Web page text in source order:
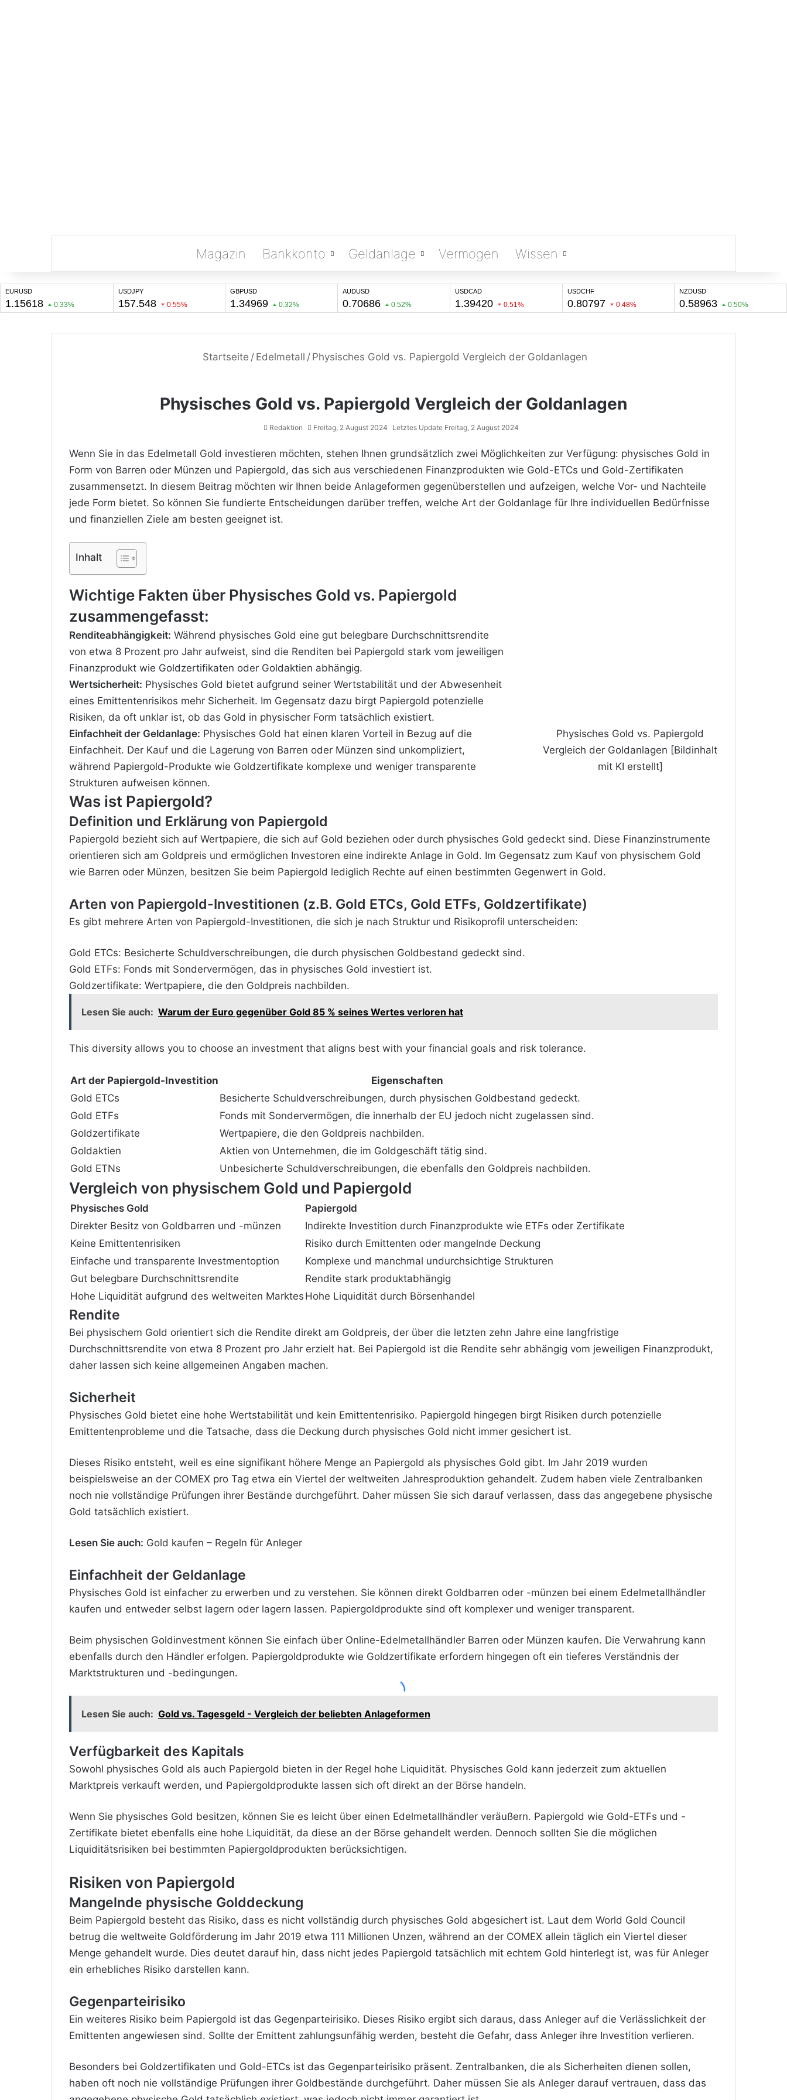
Magazin Bankkonto Geldanlage Vermögen Wissen
Startseite / Edelmetall / Physisches Gold vs. Papiergold Vergleich der Goldanlagen
Physisches Gold vs. Papiergold Vergleich der Goldanlagen
Redaktion Freitag, 2 August 2024 Letztes Update Freitag, 2 August 2024
Wenn Sie in das Edelmetall Gold investieren möchten, stehen Ihnen grundsätzlich zwei Möglichkeiten zur Verfügung: physisches Gold in
Form von Barren oder Münzen und Papiergold, das sich aus verschiedenen Finanzprodukten wie Gold-ETCs und Gold-Zertifikaten
zusammensetzt. In diesem Beitrag möchten wir Ihnen beide Anlageformen gegenüberstellen und aufzeigen, welche Vor- und Nachteile
jede Form bietet. So können Sie fundierte Entscheidungen darüber treffen, welche Art der Goldanlage für Ihre individuellen Bedürfnisse
und finanziellen Ziele am besten geeignet ist.
Physisches Gold vs. Papiergold
Vergleich der Goldanlagen [Bildinhalt
mit KI erstellt]
Inhalt
Wichtige Fakten über Physisches Gold vs. Papiergold
zusammengefasst:
Renditeabhängigkeit: Während physisches Gold eine gut belegbare Durchschnittsrendite
von etwa 8 Prozent pro Jahr aufweist, sind die Renditen bei Papiergold stark vom jeweiligen
Finanzprodukt wie Goldzertifikaten oder Goldaktien abhängig.
Wertsicherheit: Physisches Gold bietet aufgrund seiner Wertstabilität und der Abwesenheit
eines Emittentenrisikos mehr Sicherheit. Im Gegensatz dazu birgt Papiergold potenzielle
Risiken, da oft unklar ist, ob das Gold in physischer Form tatsächlich existiert.
Einfachheit der Geldanlage: Physisches Gold hat einen klaren Vorteil in Bezug auf die
Einfachheit. Der Kauf und die Lagerung von Barren oder Münzen sind unkompliziert,
während Papiergold-Produkte wie Goldzertifikate komplexe und weniger transparente
Strukturen aufweisen können.
Was ist Papiergold?
Definition und Erklärung von Papiergold
Papiergold bezieht sich auf Wertpapiere, die sich auf Gold beziehen oder durch physisches Gold gedeckt sind. Diese Finanzinstrumente
orientieren sich am Goldpreis und ermöglichen Investoren eine indirekte Anlage in Gold. Im Gegensatz zum Kauf von physischem Gold
wie Barren oder Münzen, besitzen Sie beim Papiergold lediglich Rechte auf einen bestimmten Gegenwert in Gold.
Arten von Papiergold-Investitionen (z.B. Gold ETCs, Gold ETFs, Goldzertifikate)
Es gibt mehrere Arten von Papiergold-Investitionen, die sich je nach Struktur und Risikoprofil unterscheiden:
Gold ETCs: Besicherte Schuldverschreibungen, die durch physischen Goldbestand gedeckt sind.
Gold ETFs: Fonds mit Sondervermögen, das in physisches Gold investiert ist.
Goldzertifikate: Wertpapiere, die den Goldpreis nachbilden.
Lesen Sie auch: Warum der Euro gegenüber Gold 85 % seines Wertes verloren hat
This diversity allows you to choose an investment that aligns best with your financial goals and risk tolerance.
Art der Papiergold-Investition
Eigenschaften
Gold ETCs
Besicherte Schuldverschreibungen, durch physischen Goldbestand gedeckt.
Gold ETFs
Fonds mit Sondervermögen, die innerhalb der EU jedoch nicht zugelassen sind.
Goldzertifikate
Wertpapiere, die den Goldpreis nachbilden.
Goldaktien
Aktien von Unternehmen, die im Goldgeschäft tätig sind.
Gold ETNs
Unbesicherte Schuldverschreibungen, die ebenfalls den Goldpreis nachbilden.
Vergleich von physischem Gold und Papiergold
Physisches Gold
Papiergold
Direkter Besitz von Goldbarren und -münzen
Indirekte Investition durch Finanzprodukte wie ETFs oder Zertifikate
Keine Emittentenrisiken
Risiko durch Emittenten oder mangelnde Deckung
Einfache und transparente Investmentoption
Komplexe und manchmal undurchsichtige Strukturen
Gut belegbare Durchschnittsrendite
Rendite stark produktabhängig
Hohe Liquidität aufgrund des weltweiten Marktes Hohe Liquidität durch Börsenhandel
Rendite
Bei physischem Gold orientiert sich die Rendite direkt am Goldpreis, der über die letzten zehn Jahre eine langfristige
Durchschnittsrendite von etwa 8 Prozent pro Jahr erzielt hat. Bei Papiergold ist die Rendite sehr abhängig vom jeweiligen Finanzprodukt,
daher lassen sich keine allgemeinen Angaben machen.
Sicherheit
Physisches Gold bietet eine hohe Wertstabilität und kein Emittentenrisiko. Papiergold hingegen birgt Risiken durch potenzielle
Emittentenprobleme und die Tatsache, dass die Deckung durch physisches Gold nicht immer gesichert ist.
Dieses Risiko entsteht, weil es eine signifikant höhere Menge an Papiergold als physisches Gold gibt. Im Jahr 2019 wurden
beispielsweise an der COMEX pro Tag etwa ein Viertel der weltweiten Jahresproduktion gehandelt. Zudem haben viele Zentralbanken
noch nie vollständige Prüfungen ihrer Bestände durchgeführt. Daher müssen Sie sich darauf verlassen, dass das angegebene physische
Gold tatsächlich existiert.
Lesen Sie auch: Gold kaufen – Regeln für Anleger
Einfachheit der Geldanlage
Physisches Gold ist einfacher zu erwerben und zu verstehen. Sie können direkt Goldbarren oder -münzen bei einem Edelmetallhändler
kaufen und entweder selbst lagern oder lagern lassen. Papiergoldprodukte sind oft komplexer und weniger transparent.
Beim physischen Goldinvestment können Sie einfach über Online-Edelmetallhändler Barren oder Münzen kaufen. Die Verwahrung kann
ebenfalls durch den Händler erfolgen. Papiergoldprodukte wie Goldzertifikate erfordern hingegen oft ein tieferes Verständnis der
Marktstrukturen und -bedingungen.
Lesen Sie auch: Gold vs. Tagesgeld - Vergleich der beliebten Anlageformen
Verfügbarkeit des Kapitals
Sowohl physisches Gold als auch Papiergold bieten in der Regel hohe Liquidität. Physisches Gold kann jederzeit zum aktuellen
Marktpreis verkauft werden, und Papiergoldprodukte lassen sich oft direkt an der Börse handeln.
Wenn Sie physisches Gold besitzen, können Sie es leicht über einen Edelmetallhändler veräußern. Papiergold wie Gold-ETFs und -
Zertifikate bietet ebenfalls eine hohe Liquidität, da diese an der Börse gehandelt werden. Dennoch sollten Sie die möglichen
Liquiditätsrisiken bei bestimmten Papiergoldprodukten berücksichtigen.
Risiken von Papiergold
Mangelnde physische Golddeckung
Beim Papiergold besteht das Risiko, dass es nicht vollständig durch physisches Gold abgesichert ist. Laut dem World Gold Council
betrug die weltweite Goldförderung im Jahr 2019 etwa 111 Millionen Unzen, während an der COMEX allein täglich ein Viertel dieser
Menge gehandelt wurde. Dies deutet darauf hin, dass nicht jedes Papiergold tatsächlich mit echtem Gold hinterlegt ist, was für Anleger
ein erhebliches Risiko darstellen kann.
Gegenparteirisiko
Ein weiteres Risiko beim Papiergold ist das Gegenparteirisiko. Dieses Risiko ergibt sich daraus, dass Anleger auf die Verlässlichkeit der
Emittenten angewiesen sind. Sollte der Emittent zahlungsunfähig werden, besteht die Gefahr, dass Anleger ihre Investition verlieren.
Besonders bei Goldzertifikaten und Gold-ETCs ist das Gegenparteirisiko präsent. Zentralbanken, die als Sicherheiten dienen sollen,
haben oft noch nie vollständige Prüfungen ihrer Goldbestände durchgeführt. Daher müssen Sie als Anleger darauf vertrauen, dass das